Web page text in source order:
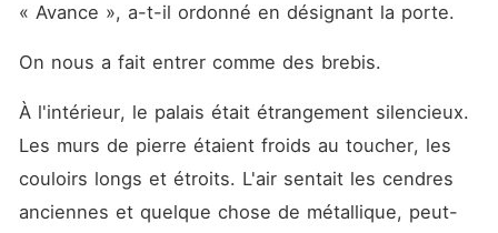
« Avance », a-t-il ordonné en désignant la porte.
On nous a fait entrer comme des brebis.
À l'intérieur, le palais était étrangement silencieux.
Les murs de pierre étaient froids au toucher, les
couloirs longs et étroits. L'air sentait les cendres
anciennes et quelque chose de métallique, peut-